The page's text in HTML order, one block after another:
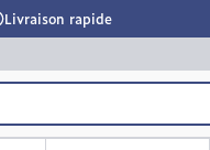
Livraison rapide